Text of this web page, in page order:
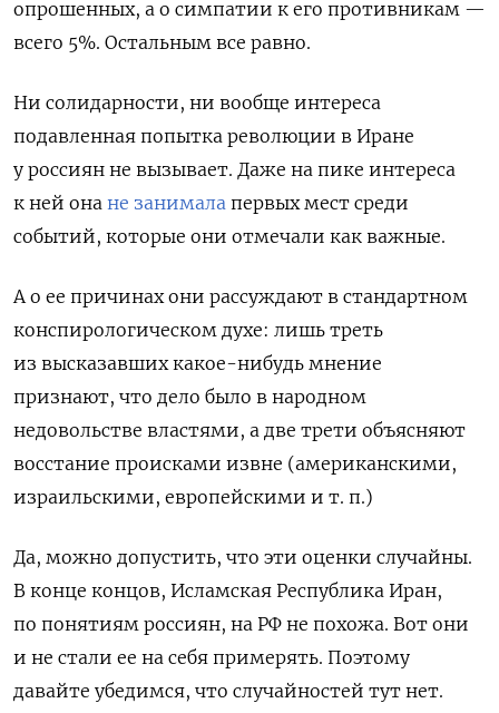
опрошенных, а о симпатии к его противникам —
всего 5%. Остальным все равно.
Ни солидарности, ни вообще интереса
подавленная попытка революции в Иране
у россиян не вызывает. Даже на пике интереса
к ней она не занимала первых мест среди
событий, которые они отмечали как важные.
А о ее причинах они рассуждают в стандартном
конспирологическом духе: лишь треть
из высказавших какое-нибудь мнение
признают, что дело было в народном
недовольстве властями, а две трети объясняют
восстание происками извне (американскими,
израильскими, европейскими и т. п.)
Да, можно допустить, что эти оценки случайны.
В конце концов, Исламская Республика Иран,
по понятиям россиян, на РФ не похожа. Вот они
и не стали ее на себя примерять. Поэтому
давайте убедимся, что случайностей тут нет.